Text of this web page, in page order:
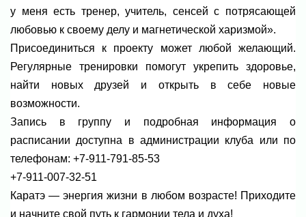
у меня есть тренер, учитель, сенсей с потрясающей
любовью к своему делу и магнетической харизмой».
Присоединиться к проекту может любой желающий.
Регулярные тренировки помогут укрепить здоровье,
найти новых друзей и открыть в себе новые
возможности.
Запись в группу и подробная информация о
расписании доступна в администрации клуба или по
телефонам: +7-911-791-85-53
+7-911-007-32-51
Каратэ — энергия жизни в любом возрасте! Приходите
и начните свой путь к гармонии тела и духа!